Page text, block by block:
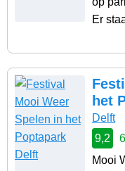
Er
het
Delft
9,2
Mooi